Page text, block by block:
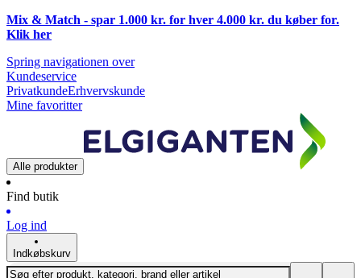
Mix & Match - spar 1.000 kr. for hver 4.000 kr. du køber for.
Klik her
Spring navigationen over
Kundeservice
PrivatkundeErhvervskunde
Mine favoritter
Alle produkter
Find butik
Log ind
Indkøbskurv